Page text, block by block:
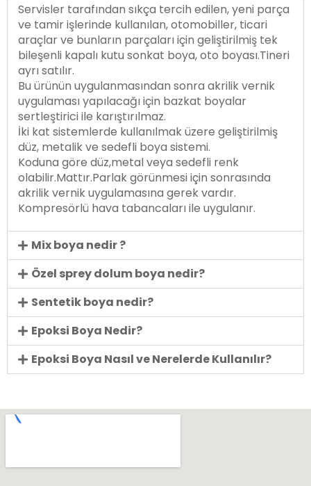
Servisler tarafından sıkça tercih edilen, yeni parça
ve tamir işlerinde kullanılan, otomobiller, ticari
araçlar ve bunların parçaları için geliştirilmiş tek
bileşenli kapalı kutu sonkat boya, oto boyası.Tineri
ayrı satılır.
Bu ürünün uygulanmasından sonra akrilik vernik
uygulaması yapılacağı için bazkat boyalar
sertleştirici ile karıştırılmaz.
İki kat sistemlerde kullanılmak üzere geliştirilmiş
düz, metalik ve sedefli boya sistemi.
Koduna göre düz,metal veya sedefli renk
olabilir.Mattır.Parlak görünmesi için sonrasında
akrilik vernik uygulamasına gerek vardır.
Kompresörlü hava tabancaları ile uygulanır.
Mix boya nedir ?
Özel sprey dolum boya nedir?
Sentetik boya nedir?
Epoksi Boya Nedir?
Epoksi Boya Nasıl ve Nerelerde Kullanılır?